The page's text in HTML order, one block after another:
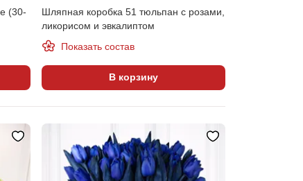
(30-
Шляпная коробка 51 тюльпан с розами,
ликорисом и эвкалиптом
Показать состав
В корзину